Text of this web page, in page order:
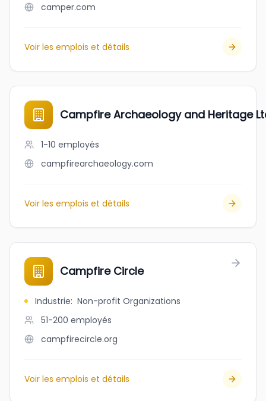
camper.com
Voir les emplois et détails
Campfire Archaeology and Heritage
1-10 employés
campfirearchaeology.com
Voir les emplois et détails
Campfire Circle
Industrie: Non-profit Organizations
51-200 employés
campfirecircle.org
Voir les emplois et détails